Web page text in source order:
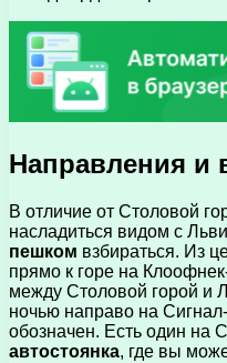
Направления и
В отличие от Столовой
насладиться видом с
пешком взбираться. Из
прямо к горе на
между Столовой горой и
ночью направо на
обозначен. Есть один на
автостоянка, где вы